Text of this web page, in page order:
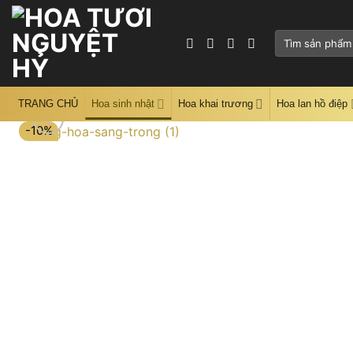
Skip
content
Tìm
TRANG CHỦ Hoa sinh nhật Hoa khai trương Hoa lan hồ điệp
-10%